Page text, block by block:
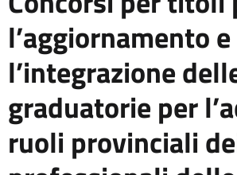
l’aggiornamento e
l’integrazione
graduatorie per
ruoli provinciali